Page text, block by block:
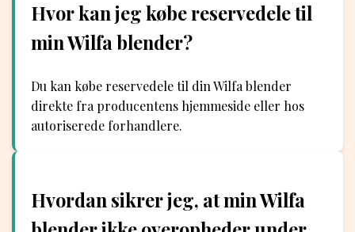
Hvor kan jeg købe reservedele til
min Wilfa blender?
Du kan købe reservedele til din Wilfa blender
direkte fra producentens hjemmeside eller hos
autoriserede forhandlere.
Hvordan sikrer jeg, at min Wilfa